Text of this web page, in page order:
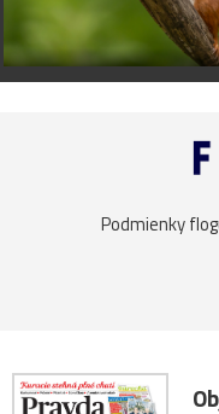
Podmienky